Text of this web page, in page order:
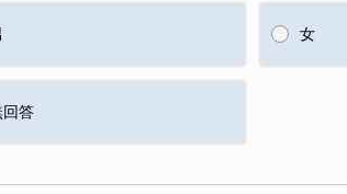
女
回答